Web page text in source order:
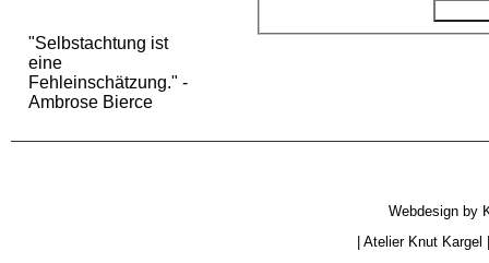
"Selbstachtung ist
eine
Fehleinschätzung." -
Ambrose Bierce
Webdesign by
|Atelier Knut Kargel